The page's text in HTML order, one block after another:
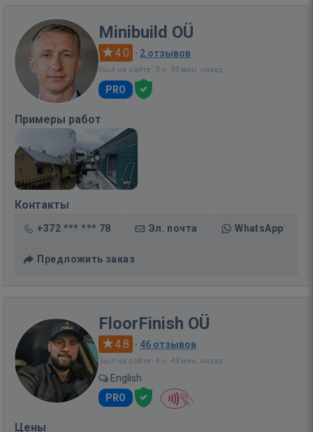
Minibuild OÜ
4.0 · 2 отзывов
Был на сайте: 3 ч. 59 мин. назад
PRO
Примеры работ
Контакты
+372 *** *** 78 Эл. почта WhatsApp
Предложить заказ
FloorFinish OÜ
4.8 · 46 отзывов
Был на сайте: 4 ч. 43 мин. назад
English
PRO
Цены